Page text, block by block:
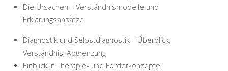
Die Ursachen – Verständnismodelle und
Erklärungsansätze
Diagnostik und Selbstdiagnostik – Überblick,
Verständnis, Abgrenzung
Einblick in Therapie- und Förderkonzepte